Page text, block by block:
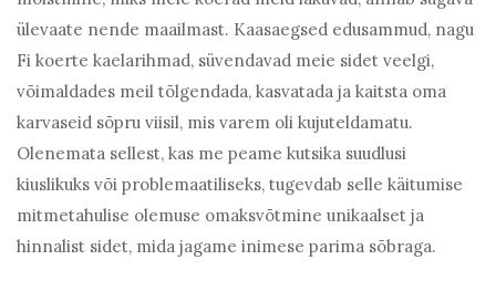
ülevaate nende maailmast. Kaasaegsed edusammud, nagu
Fi koerte kaelarihmad, süvendavad meie sidet veelgi,
võimaldades meil tõlgendada, kasvatada ja kaitsta oma
karvaseid sõpru viisil, mis varem oli kujuteldamatu.
Olenemata sellest, kas me peame kutsika suudlusi
kiuslikuks või problemaatiliseks, tugevdab selle käitumise
mitmetahulise olemuse omaksvõtmine unikaalset ja
hinnalist sidet, mida jagame inimese parima sõbraga.